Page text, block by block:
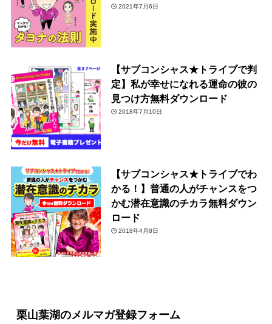
2021年7月6日
【サブコンシャス★トライブで判
定】私が幸せになれる運命の彼の
見つけ方無料ダウンロード
2018年7月10日
【サブコンシャス★トライブでわ
かる！】普通の人がチャンスをつ
かむ潜在意識のチカラ無料ダウン
ロード
2018年4月8日
栗山葉湖のメルマガ登録フォーム